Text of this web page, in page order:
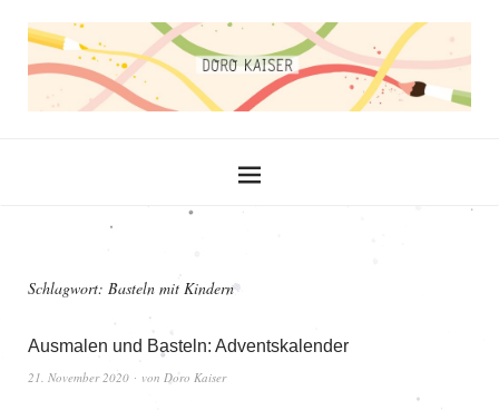
Schlagwort: Basteln mit Kindern
Ausmalen und Basteln: Adventskalender
21. November 2020 von Doro Kaiser